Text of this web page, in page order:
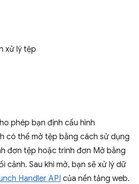
xử lý tệp
phép bạn định cấu hình
có thể mở tệp bằng cách sử dụng
đơn tệp hoặc trình đơn Mở bằng
cảnh. Sau khi mở, bạn sẽ xử lý dữ
Handler API của nền tảng web.